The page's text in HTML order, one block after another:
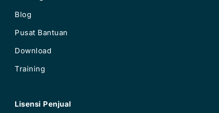
Blog
Pusat Bantuan
Download
Training
Lisensi Penjual